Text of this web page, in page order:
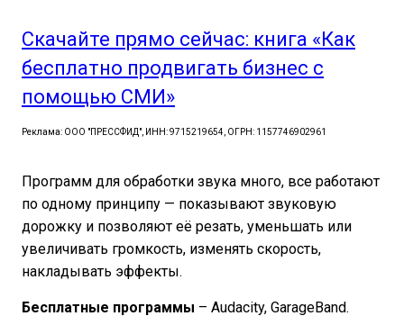
Скачайте прямо сейчас: книга «Как
бесплатно продвигать бизнес с
помощью СМИ»
Реклама: ООО "ПРЕССФИД", ИНН: 9715219654, ОГРН: 1157746902961
Программ для обработки звука много, все работают
по одному принципу — показывают звуковую
дорожку и позволяют её резать, уменьшать или
увеличивать громкость, изменять скорость,
накладывать эффекты.
Бесплатные программы – Audacity, GarageBand.